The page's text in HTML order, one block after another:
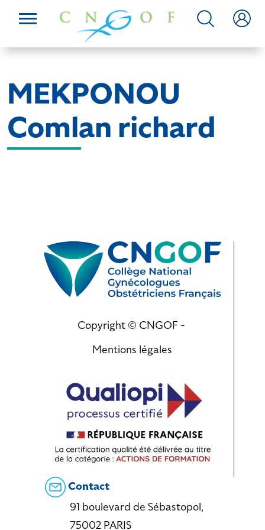
MEKPONOU
Comlan richard
Copyright © CNGOF -
Mentions légales
Contact
91 boulevard de Sébastopol,
75002 PARIS